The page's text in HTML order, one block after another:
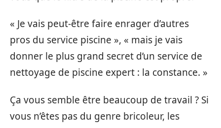
« Je vais peut-être faire enrager d’autres
pros du service piscine », « mais je vais
donner le plus grand secret d’un service de
nettoyage de piscine expert : la constance. »
Ça vous semble être beaucoup de travail ? Si
vous n’êtes pas du genre bricoleur, les